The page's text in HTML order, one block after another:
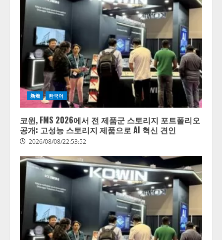
新着 한국어
코윈, FMS 2026에서 전 제품군 스토리지 포트폴리오
공개: 고성능 스토리지 제품으로 AI 혁신 견인
2026/08/08/22:53:52